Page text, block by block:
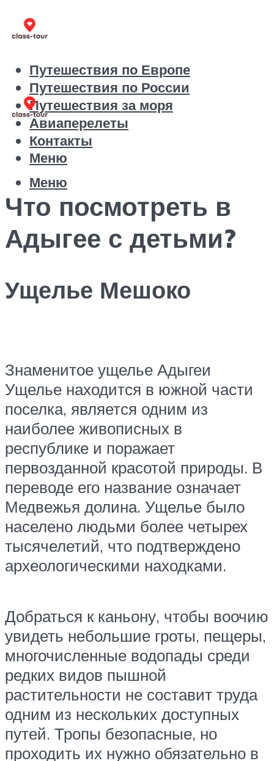
Путешествия по Европе
Путешествия по России
Путешествия за моря
Авиаперелеты
Контакты
Меню
Меню
Что посмотреть в
Адыгее с детьми?
Ущелье Мешоко
Знаменитое ущелье Адыгеи
Ущелье находится в южной части
поселка, является одним из
наиболее живописных в
республике и поражает
первозданной красотой природы. В
переводе его название означает
Медвежья долина. Ущелье было
населено людьми более четырех
тысячелетий, что подтверждено
археологическими находками.
Добраться к каньону, чтобы воочию
увидеть небольшие гроты, пещеры,
многочисленные водопады среди
редких видов пышной
растительности не составит труда
одним из нескольких доступных
путей. Тропы безопасные, но
проходить их нужно обязательно в